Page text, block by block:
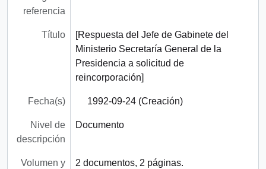
referencia
Título
[Respuesta del Jefe de Gabinete del
Ministerio Secretaría General de la
Presidencia a solicitud de
reincorporación]
Fecha(s) 1992-09-24 (Creación)
Nivel de
descripción
Documento
Volumen y
2 documentos, 2 páginas.